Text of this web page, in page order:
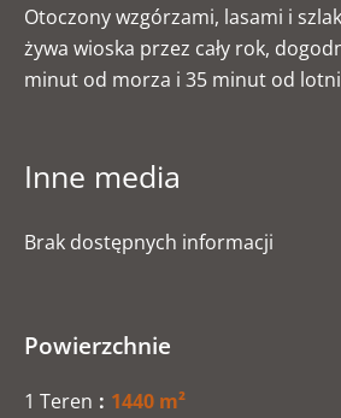
Otoczony wzgórzami, lasami i
żywa wioska przez cały rok,
minut od morza i 35 minut od
Inne media
Brak dostępnych informacji
Powierzchnie
1 Teren
1440 m²